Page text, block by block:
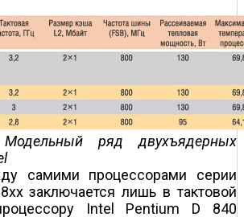
ряд двухъядерных
самими процессорами серии
заключается лишь в тактовой
Intel Pentium D 840